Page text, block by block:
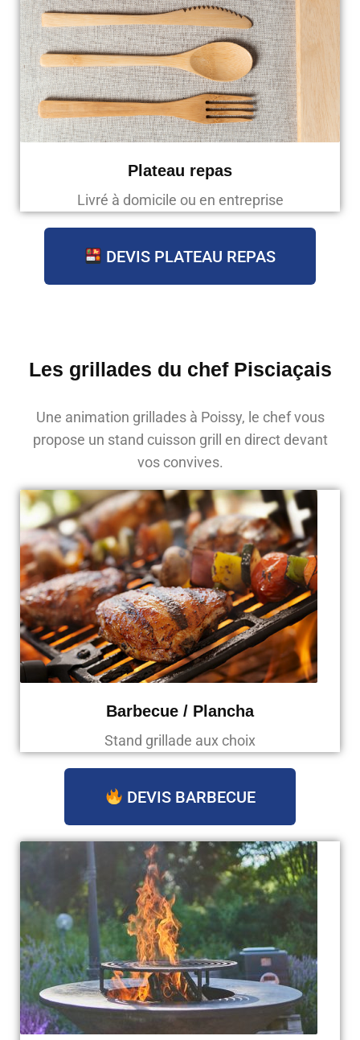
Plateau repas
Livré à domicile ou en entreprise
DEVIS PLATEAU REPAS
Les grillades du chef Pisciaçais
Une animation grillades à Poissy, le chef vous
propose un stand cuisson grill en direct devant
vos convives.
Barbecue / Plancha
Stand grillade aux choix
DEVIS BARBECUE